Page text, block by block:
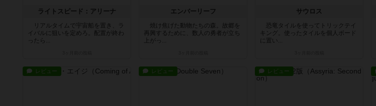
ライトスピード：アリーナ
リアルタイムで宇宙船を置き、ラ
イバルに狙いを定めろ。配置が終わ
ったら...
エンバーリーフ
焼け焦げた動物たちの森。故郷を
再興するために、数人の勇者が立ち
上がっ...
サウロス
恐竜タイルを使ってトリックテイ
キング。使ったタイルを個人ボード
に置い...
レビュー レビュー レビュー